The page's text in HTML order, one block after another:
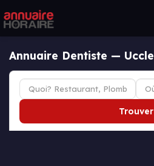
Annuaire Dentiste — Uccle
Trouver